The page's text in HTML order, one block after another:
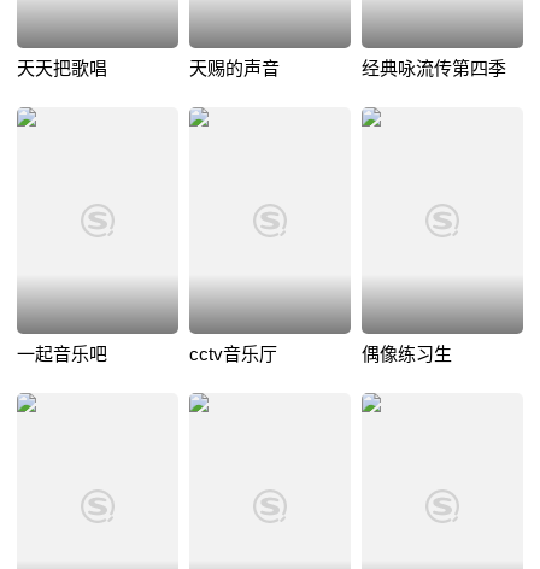
天天把歌唱 天赐的声音 经典咏流传第四季
一起音乐吧 cctv音乐厅 偶像练习生